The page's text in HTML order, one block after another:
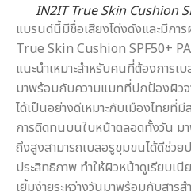
IN2IT True Skin Cushion
แบรนด์นี้มีชื่อเสียงโด่งดังและมีก
True Skin Cushion SPF50+
แนะนำเหมาะสำหรับคนที่ต้องการเ
มาพร้อมกับความแมทที่ปกป้องผิว
ได้เป็นอย่างดีเหมาะกับเมืองไทยที่
การติดทนบนใบหน้าตลอดทั้งวัน ม
ถึงสูงสามารถเบลอรูขุมขนได้ดีช่ว
ประสิทธิภาพ ทำให้ผิวหน้าดูเรียบเ
เยิ้มง่ายระหว่างวันมาพร้อมกับสา